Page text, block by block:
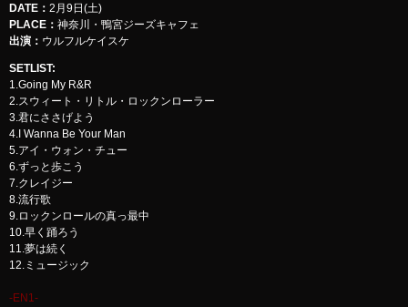
DATE： 2月9日(土)
PLACE： 神奈川・鴨宮ジーズキャフェ
出演： ウルフルケイスケ
SETLIST:
1.Going My R&R
2.スウィート・リトル・ロックンローラー
3.君にささげよう
4.I Wanna Be Your Man
5.アイ・ウォン・チュー
6.ずっと歩こう
7.クレイジー
8.流行歌
9.ロックンロールの真っ最中
10.早く踊ろう
11.夢は続く
12.ミュージック
-EN1-